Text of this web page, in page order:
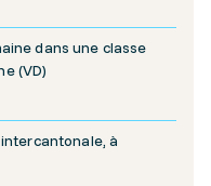
dans une classe
(VD)
à